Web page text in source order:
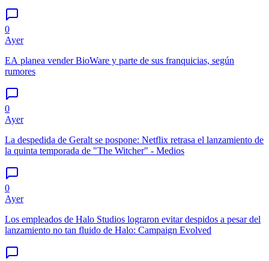
0
Ayer
EA planea vender BioWare y parte de sus franquicias, según
rumores
0
Ayer
La despedida de Geralt se pospone: Netflix retrasa el lanzamiento de
la quinta temporada de "The Witcher" - Medios
0
Ayer
Los empleados de Halo Studios lograron evitar despidos a pesar del
lanzamiento no tan fluido de Halo: Campaign Evolved